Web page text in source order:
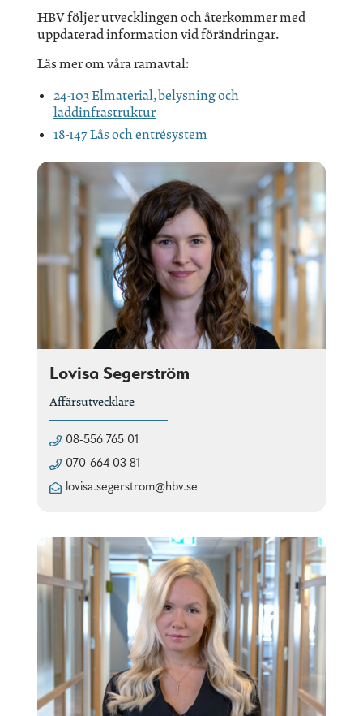
HBV följer utvecklingen och återkommer med
uppdaterad information vid förändringar.
Läs mer om våra ramavtal:
24-103 Elmaterial, belysning och
laddinfrastruktur
18-147 Lås och entrésystem
Lovisa Segerström
Affärsutvecklare
08-556 765 01
070-664 03 81
lovisa.segerstrom@hbv.se